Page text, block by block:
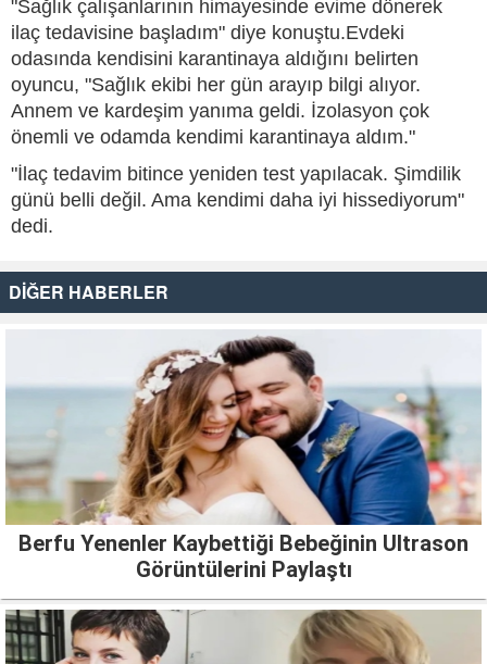
"Sağlık çalışanlarının himayesinde evime dönerek
ilaç tedavisine başladım" diye konuştu.Evdeki
odasında kendisini karantinaya aldığını belirten
oyuncu, "Sağlık ekibi her gün arayıp bilgi alıyor.
Annem ve kardeşim yanıma geldi. İzolasyon çok
önemli ve odamda kendimi karantinaya aldım."
"İlaç tedavim bitince yeniden test yapılacak. Şimdilik
günü belli değil. Ama kendimi daha iyi hissediyorum"
dedi.
DİĞER HABERLER
Berfu Yenenler Kaybettiği Bebeğinin Ultrason
Görüntülerini Paylaştı